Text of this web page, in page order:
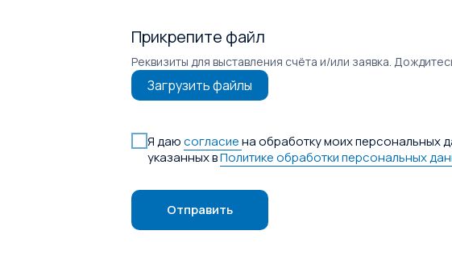
Прикрепите файл
Реквизиты для выставления счёта и/или заявка.
Загрузить файлы
Я даюсогласиена обработку моих персональных
указанных вПолитике обработки персональных
Отправить